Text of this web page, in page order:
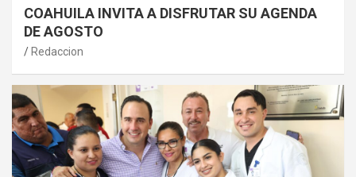
COAHUILA INVITA A DISFRUTAR SU AGENDA
DE AGOSTO
Redaccion